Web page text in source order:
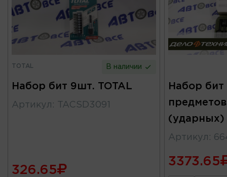
TOTAL В наличии
Набор бит 9шт. TOTAL
Артикул : TACSD3091
326.65
Набор бит
(ударных)
Артикул :
3373.65